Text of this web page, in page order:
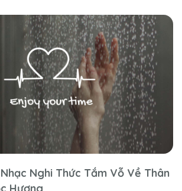
Nghi Thức Tắm Vỗ Về Thân